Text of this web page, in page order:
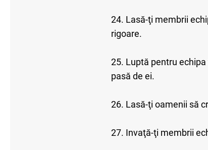
24. Lasă-ţi membrii
rigoare.
25. Luptă pentru
pasă de ei.
26. Lasă-ţi oamenii să
27. Invaţă-ţi membrii